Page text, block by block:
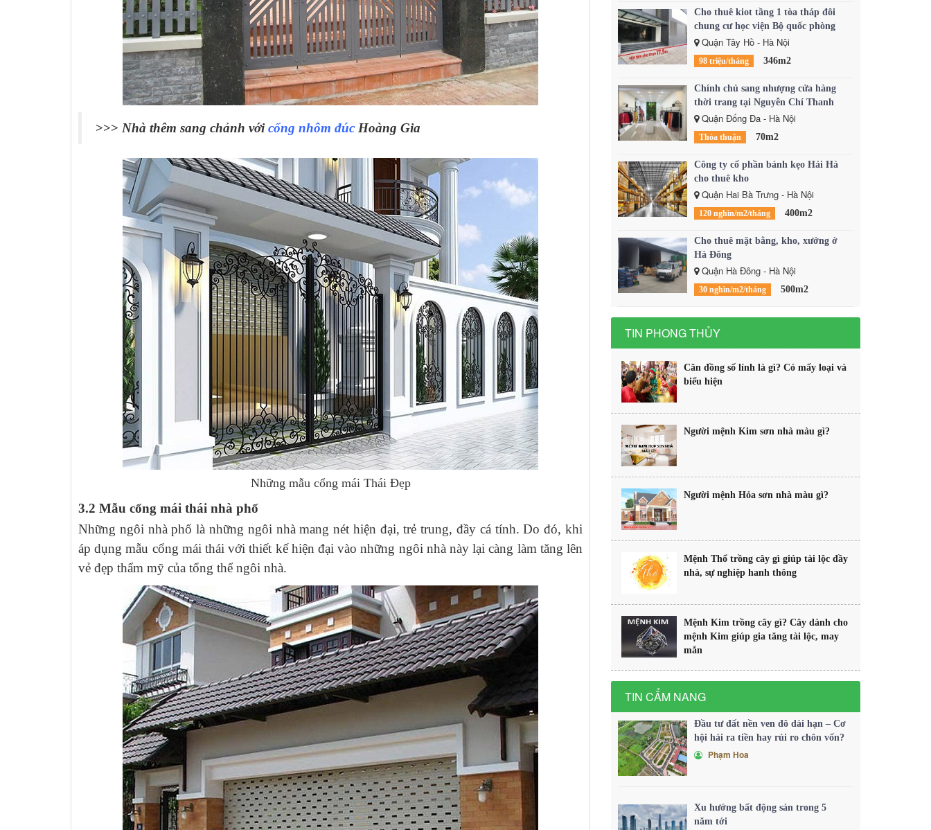
>>> Nhà thêm sang chảnh vớicổng nhôm đúc Hoàng Gia
Những mẫu cổng mái Thái Đẹp
3.2 Mẫu cổng mái thái nhà phố
Những ngôi nhà phố là những ngôi nhà mang nét hiện đại, trẻ trung, đầy cá tính. Do đó, khi
áp dụng mẫu cổng mái thái với thiết kế hiện đại vào những ngôi nhà này lại càng làm tăng lên
vẻ đẹp thẩm mỹ của tổng thể ngôi nhà.
Cho thuê kiot tầng 1 tòa tháp đôi
chung cư học viện Bộ quốc phòng
Quận Tây Hồ - Hà Nội
98 triệu/tháng 346m2
Chính chủ sang nhượng cửa hàng
thời trang tại Nguyễn Chí Thanh
Quận Đống Đa - Hà Nội
Thỏa thuận 70m2
Công ty cổ phần bánh kẹo Hải Hà
cho thuê kho
Quận Hai Bà Trưng - Hà Nội
120 nghìn/m2/tháng 400m2
Cho thuê mặt bằng, kho, xưởng ở
Hà Đông
Quận Hà Đông - Hà Nội
30 nghìn/m2/tháng 500m2
TIN PHONG THỦY
Căn đồng số lính là gì? Có mấy loại và
biểu hiện
Người mệnh Kim sơn nhà màu gì?
Người mệnh Hỏa sơn nhà màu gì?
Mệnh Thổ trồng cây gì giúp tài lộc đầy
nhà, sự nghiệp hanh thông
Mệnh Kim trồng cây gì? Cây dành cho
mệnh Kim giúp gia tăng tài lộc, may
mắn
TIN CẨM NANG
Đầu tư đất nền ven đô dài hạn – Cơ
hội hái ra tiền hay rủi ro chôn vốn?
Phạm Hoa
Xu hướng bất động sản trong 5
năm tới